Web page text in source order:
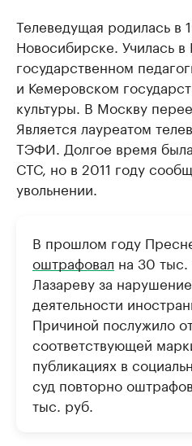
Телеведущая родилась в
Новосибирске. Училась
государственном
и Кемеровском
культуры. В Москву
Является лауреатом
ТЭФИ. Долгое время
СТС, но в 2011 году
увольнении.
В прошлом году
оштрафовал на 30 тыс.
Лазареву за
деятельности
Причиной послужило
соответствующей
публикациях в
суд повторно
тыс. руб.